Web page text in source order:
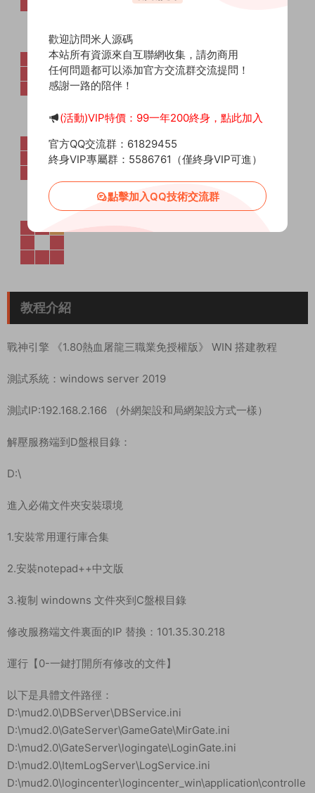
教程介紹
戰神引擎 《1.80熱血屠龍三職業免授權版》 WIN 搭建教程
測試系統：windows server 2019
測試IP:192.168.2.166 （外網架設和局網架設方式一樣）
解壓服務端到D盤根目錄：
D:\
進入必備文件夾安裝環境
1.安裝常用運行庫合集
2.安裝notepad++中文版
3.複制 windowns 文件夾到C盤根目錄
修改服務端文件裏面的IP 替換：101.35.30.218
運行【0-一鍵打開所有修改的文件】
以下是具體文件路徑：
D:\mud2.0\DBServer\DBService.ini
D:\mud2.0\GateServer\GameGate\MirGate.ini
D:\mud2.0\GateServer\logingate\LoginGate.ini
D:\mud2.0\ItemLogServer\LogService.ini
D:\mud2.0\logincenter\logincenter_win\application\controlle
歡迎訪問米人源碼
本站所有資源來自互聯網收集，請勿商用
任何問題都可以添加官方交流群交流提問！
感謝一路的陪伴！
(活動)VIP特價：99一年200終身，點此加入
官方QQ交流群：61829455
終身VIP專屬群：5586761（僅終身VIP可進）
點擊加入QQ技術交流群